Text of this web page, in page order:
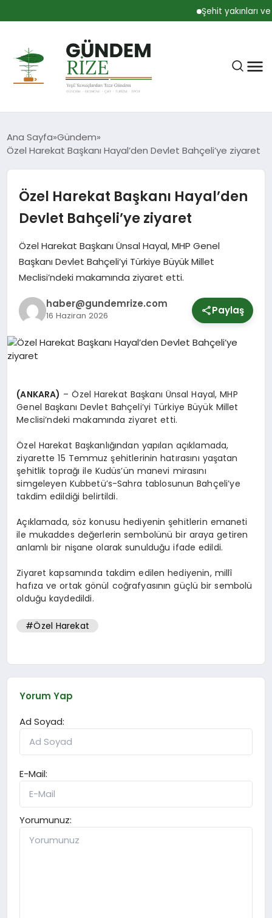
Şehit yakınları ve
RIZE
BÜLTEN
GÜNDEM
SPOR
YURT
Ana Sayfa Gündem
Özel Harekat Başkanı Hayal’den Devlet Bahçeli’ye ziyaret
Özel Harekat Başkanı Hayal’den
Devlet Bahçeli’ye ziyaret
Özel Harekat Başkanı Ünsal Hayal, MHP Genel
Başkanı Devlet Bahçeli’yi Türkiye Büyük Millet
Meclisi’ndeki makamında ziyaret etti.
haber@gundemrize.com
16 Haziran 2026 Paylaş
(ANKARA) – Özel Harekat Başkanı Ünsal Hayal, MHP
Genel Başkanı Devlet Bahçeli’yi Türkiye Büyük Millet
Meclisi’ndeki makamında ziyaret etti.
Özel Harekat Başkanlığından yapılan açıklamada,
ziyarette 15 Temmuz şehitlerinin hatırasını yaşatan
şehitlik toprağı ile Kudüs’ün manevi mirasını
simgeleyen Kubbetü’s-Sahra tablosunun Bahçeli’ye
takdim edildiği belirtildi.
Açıklamada, söz konusu hediyenin şehitlerin emaneti
ile mukaddes değerlerin sembolünü bir araya getiren
anlamlı bir nişane olarak sunulduğu ifade edildi.
Ziyaret kapsamında takdim edilen hediyenin, millî
hafıza ve ortak gönül coğrafyasının güçlü bir sembolü
olduğu kaydedildi.
#Özel Harekat
Yorum Yap
Ad Soyad:
E-Mail:
Yorumunuz: